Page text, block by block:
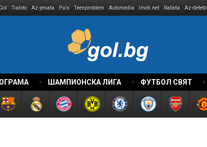
Gol Tialoto Az-jenata Puls Teenproblem Automedia Imoti.net Rabota Az-deteto
ШАМПИОНСКА ЛИГА ФУТБОЛ СВЯТ